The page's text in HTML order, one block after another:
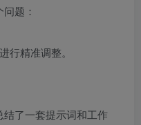
题：​
行精准调整。​
了一套提示词和工作